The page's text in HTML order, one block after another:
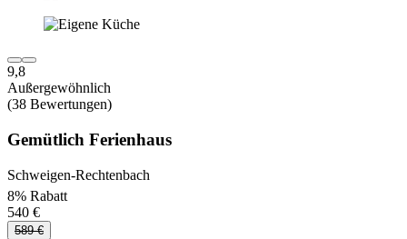
9,8
Außergewöhnlich
(38 Bewertungen)
Gemütlich Ferienhaus
Schweigen-Rechtenbach
8% Rabatt
540 €
589 €